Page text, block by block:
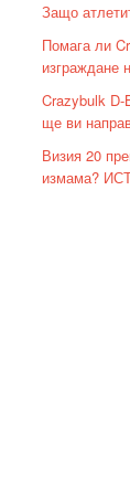
Защо
Помага ли
изграждане
Crazybulk D-
ще ви
Визия 20
измама?